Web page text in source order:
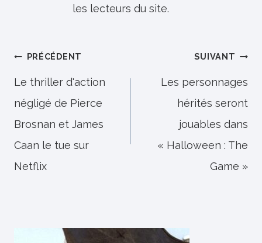
les lecteurs du site.
Navigation
de
l’article
PRÉCÉDENT
Le thriller d'action
négligé de Pierce
Brosnan et James
Caan le tue sur
Netflix
SUIVANT
Les personnages
hérités seront
jouables dans
« Halloween : The
Game »